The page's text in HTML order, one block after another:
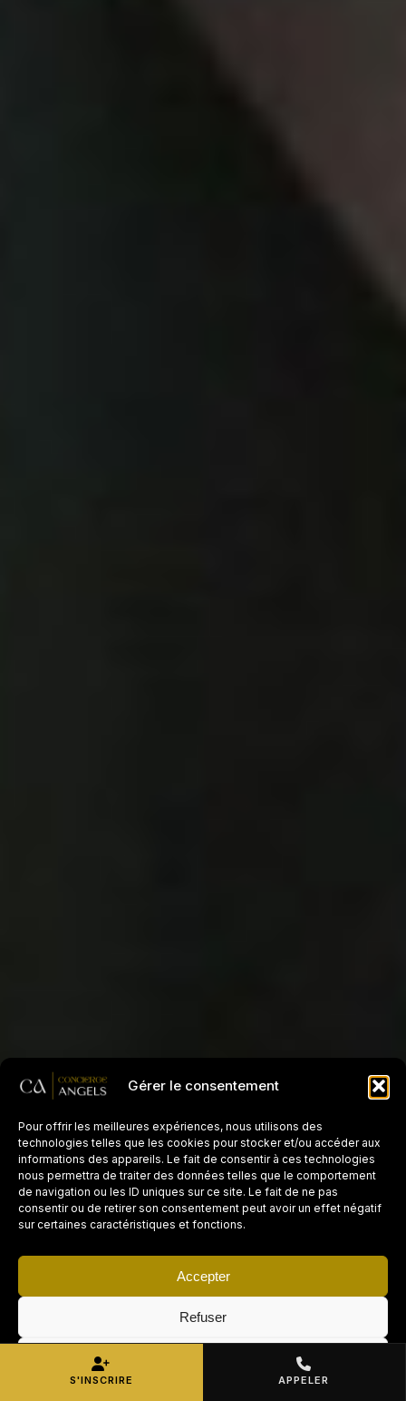
Gérer le consentement
Pour offrir les meilleures expériences, nous utilisons des
technologies telles que les cookies pour stocker et/ou accéder aux
informations des appareils. Le fait de consentir à ces technologies
nous permettra de traiter des données telles que le comportement
de navigation ou les ID uniques sur ce site. Le fait de ne pas
consentir ou de retirer son consentement peut avoir un effet négatif
sur certaines caractéristiques et fonctions.
Accepter
Refuser
S'INSCRIRE APPELER
VOUS CHERCHEZ DES
Devenez prestataire
ménage Airbnb
Postuler maintenant →